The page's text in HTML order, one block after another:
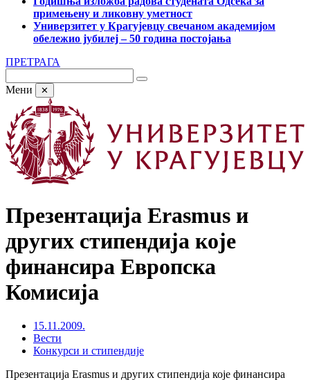
примењену и ликовну уметност
Универзитет у Крагујевцу свечаном академијом
обележио јубилеј – 50 година постојања
ПРЕТРАГА
Мени ✕
Презентација Erasmus и
других стипендија које
финансира Европска
Комисија
15.11.2009.
Вести
Конкурси и стипендије
Презентација Erasmus и других стипендија које финансира